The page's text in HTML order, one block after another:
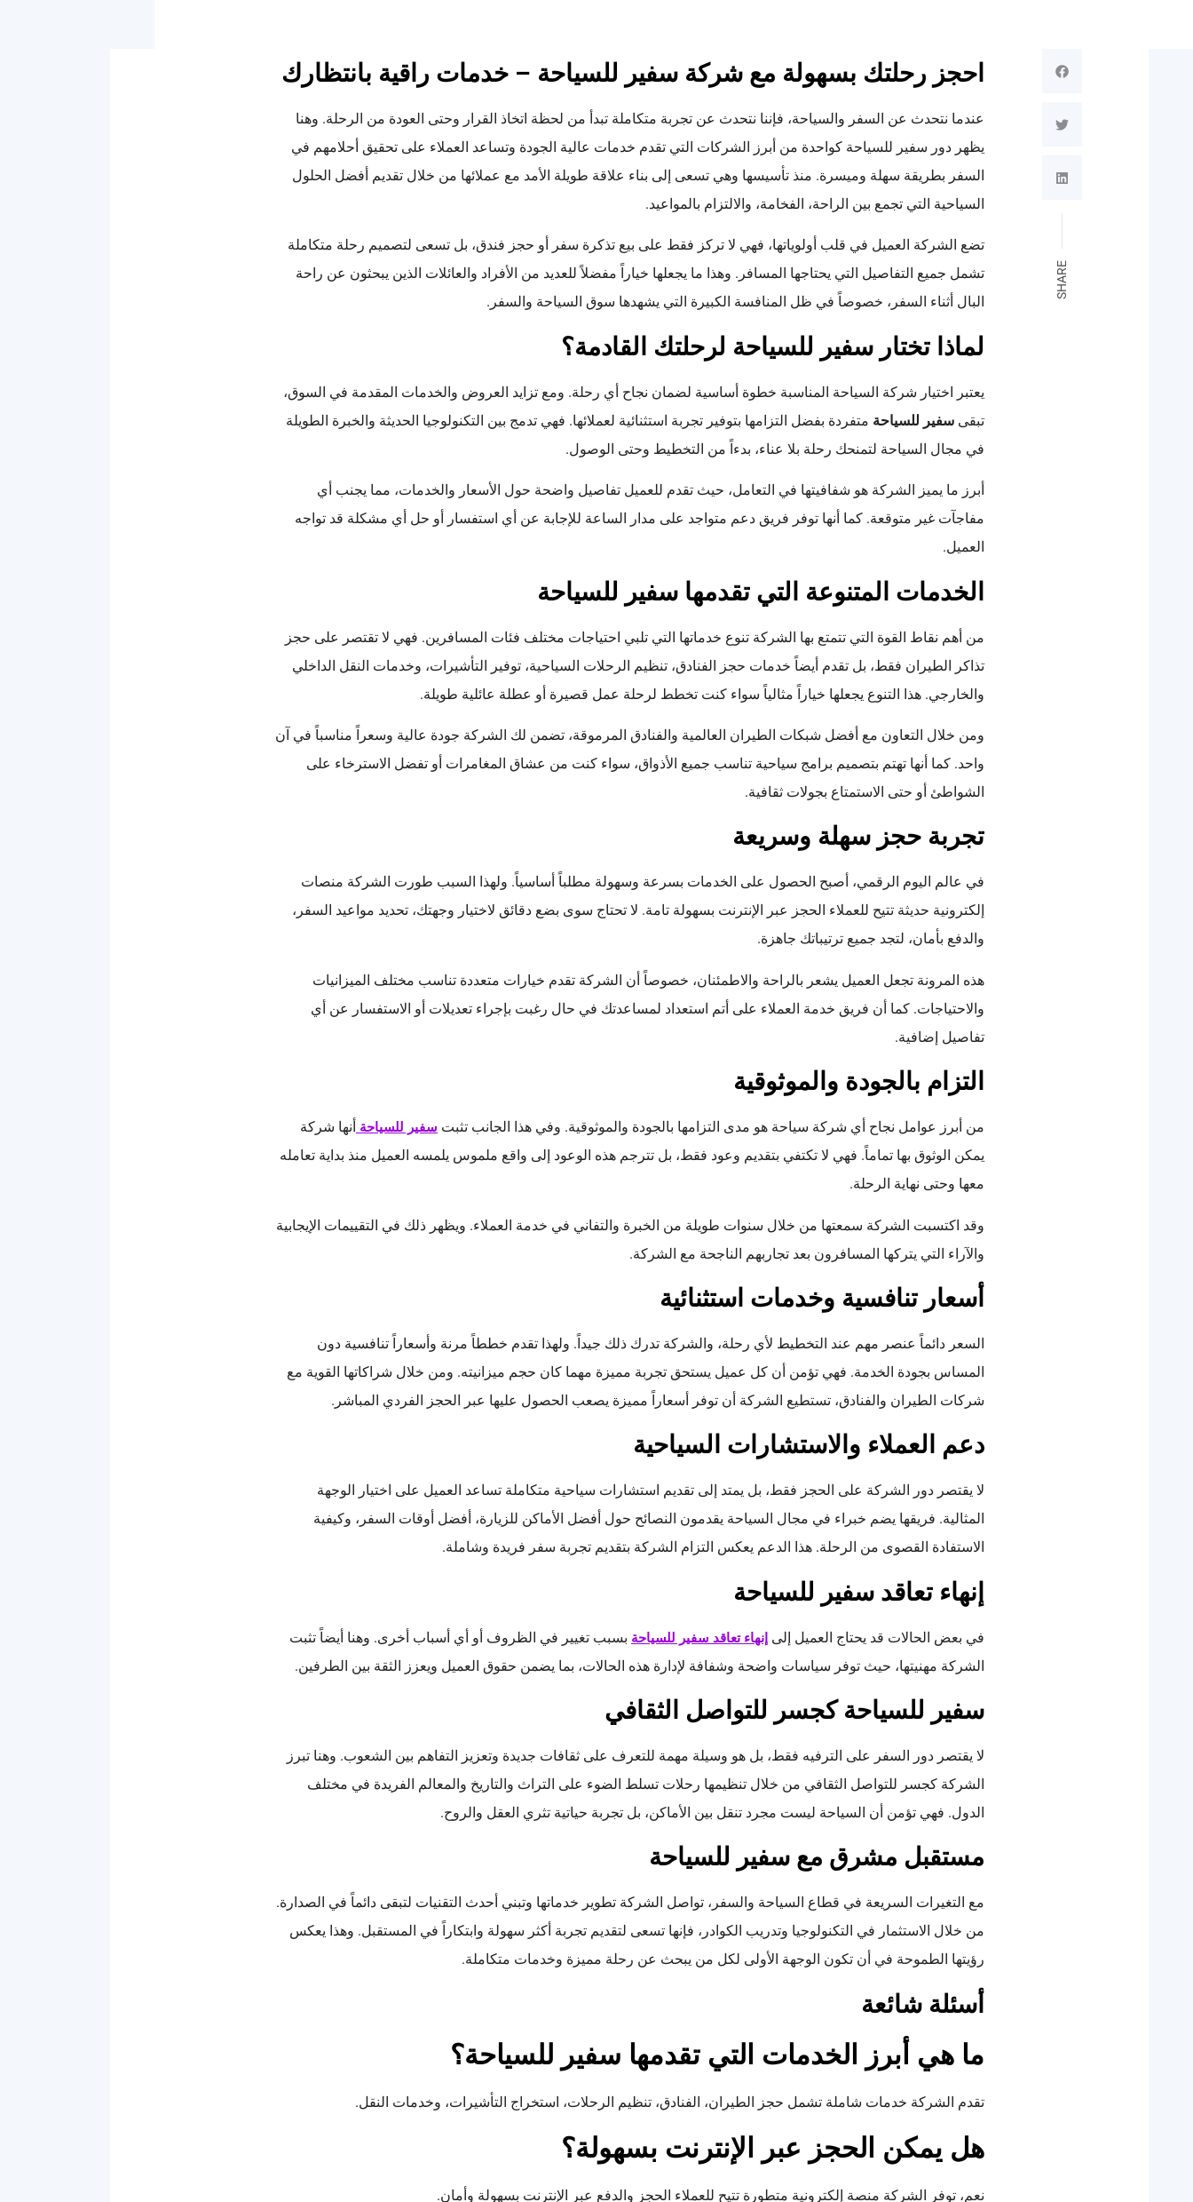
SHARE
احجز رحلتك بسهولة مع شركة سفير للسياحة – خدمات راقية بانتظارك
عندما نتحدث عن السفر والسياحة، فإننا نتحدث عن تجربة متكاملة تبدأ من لحظة اتخاذ القرار وحتى العودة من الرحلة. وهنا
يظهر دور سفير للسياحة كواحدة من أبرز الشركات التي تقدم خدمات عالية الجودة وتساعد العملاء على تحقيق أحلامهم في
السفر بطريقة سهلة وميسرة. منذ تأسيسها وهي تسعى إلى بناء علاقة طويلة الأمد مع عملائها من خلال تقديم أفضل الحلول
السياحية التي تجمع بين الراحة، الفخامة، والالتزام بالمواعيد.
تضع الشركة العميل في قلب أولوياتها، فهي لا تركز فقط على بيع تذكرة سفر أو حجز فندق، بل تسعى لتصميم رحلة متكاملة
تشمل جميع التفاصيل التي يحتاجها المسافر. وهذا ما يجعلها خياراً مفضلاً للعديد من الأفراد والعائلات الذين يبحثون عن راحة
البال أثناء السفر، خصوصاً في ظل المنافسة الكبيرة التي يشهدها سوق السياحة والسفر.
لماذا تختار سفير للسياحة لرحلتك القادمة؟
يعتبر اختيار شركة السياحة المناسبة خطوة أساسية لضمان نجاح أي رحلة. ومع تزايد العروض والخدمات المقدمة في السوق،
تبقى سفير للسياحة متفردة بفضل التزامها بتوفير تجربة استثنائية لعملائها. فهي تدمج بين التكنولوجيا الحديثة والخبرة الطويلة
في مجال السياحة لتمنحك رحلة بلا عناء، بدءاً من التخطيط وحتى الوصول.
أبرز ما يميز الشركة هو شفافيتها في التعامل، حيث تقدم للعميل تفاصيل واضحة حول الأسعار والخدمات، مما يجنب أي
مفاجآت غير متوقعة. كما أنها توفر فريق دعم متواجد على مدار الساعة للإجابة عن أي استفسار أو حل أي مشكلة قد تواجه
العميل.
الخدمات المتنوعة التي تقدمها سفير للسياحة
من أهم نقاط القوة التي تتمتع بها الشركة تنوع خدماتها التي تلبي احتياجات مختلف فئات المسافرين. فهي لا تقتصر على حجز
تذاكر الطيران فقط، بل تقدم أيضاً خدمات حجز الفنادق، تنظيم الرحلات السياحية، توفير التأشيرات، وخدمات النقل الداخلي
والخارجي. هذا التنوع يجعلها خياراً مثالياً سواء كنت تخطط لرحلة عمل قصيرة أو عطلة عائلية طويلة.
ومن خلال التعاون مع أفضل شبكات الطيران العالمية والفنادق المرموقة، تضمن لك الشركة جودة عالية وسعراً مناسباً في آن
واحد. كما أنها تهتم بتصميم برامج سياحية تناسب جميع الأذواق، سواء كنت من عشاق المغامرات أو تفضل الاسترخاء على
الشواطئ أو حتى الاستمتاع بجولات ثقافية.
تجربة حجز سهلة وسريعة
في عالم اليوم الرقمي، أصبح الحصول على الخدمات بسرعة وسهولة مطلباً أساسياً. ولهذا السبب طورت الشركة منصات
إلكترونية حديثة تتيح للعملاء الحجز عبر الإنترنت بسهولة تامة. لا تحتاج سوى بضع دقائق لاختيار وجهتك، تحديد مواعيد السفر،
والدفع بأمان، لتجد جميع ترتيباتك جاهزة.
هذه المرونة تجعل العميل يشعر بالراحة والاطمئنان، خصوصاً أن الشركة تقدم خيارات متعددة تناسب مختلف الميزانيات
والاحتياجات. كما أن فريق خدمة العملاء على أتم استعداد لمساعدتك في حال رغبت بإجراء تعديلات أو الاستفسار عن أي
تفاصيل إضافية.
التزام بالجودة والموثوقية
من أبرز عوامل نجاح أي شركة سياحة هو مدى التزامها بالجودة والموثوقية. وفي هذا الجانب تثبت سفير للسياحة أنها شركة
يمكن الوثوق بها تماماً. فهي لا تكتفي بتقديم وعود فقط، بل تترجم هذه الوعود إلى واقع ملموس يلمسه العميل منذ بداية تعامله
معها وحتى نهاية الرحلة.
وقد اكتسبت الشركة سمعتها من خلال سنوات طويلة من الخبرة والتفاني في خدمة العملاء. ويظهر ذلك في التقييمات الإيجابية
والآراء التي يتركها المسافرون بعد تجاربهم الناجحة مع الشركة.
أسعار تنافسية وخدمات استثنائية
السعر دائماً عنصر مهم عند التخطيط لأي رحلة، والشركة تدرك ذلك جيداً. ولهذا تقدم خططاً مرنة وأسعاراً تنافسية دون
المساس بجودة الخدمة. فهي تؤمن أن كل عميل يستحق تجربة مميزة مهما كان حجم ميزانيته. ومن خلال شراكاتها القوية مع
شركات الطيران والفنادق، تستطيع الشركة أن توفر أسعاراً مميزة يصعب الحصول عليها عبر الحجز الفردي المباشر.
دعم العملاء والاستشارات السياحية
لا يقتصر دور الشركة على الحجز فقط، بل يمتد إلى تقديم استشارات سياحية متكاملة تساعد العميل على اختيار الوجهة
المثالية. فريقها يضم خبراء في مجال السياحة يقدمون النصائح حول أفضل الأماكن للزيارة، أفضل أوقات السفر، وكيفية
الاستفادة القصوى من الرحلة. هذا الدعم يعكس التزام الشركة بتقديم تجربة سفر فريدة وشاملة.
إنهاء تعاقد سفير للسياحة
في بعض الحالات قد يحتاج العميل إلى إنهاء تعاقد سفير للسياحة بسبب تغيير في الظروف أو أي أسباب أخرى. وهنا أيضاً تثبت
الشركة مهنيتها، حيث توفر سياسات واضحة وشفافة لإدارة هذه الحالات، بما يضمن حقوق العميل ويعزز الثقة بين الطرفين.
سفير للسياحة كجسر للتواصل الثقافي
لا يقتصر دور السفر على الترفيه فقط، بل هو وسيلة مهمة للتعرف على ثقافات جديدة وتعزيز التفاهم بين الشعوب. وهنا تبرز
الشركة كجسر للتواصل الثقافي من خلال تنظيمها رحلات تسلط الضوء على التراث والتاريخ والمعالم الفريدة في مختلف
الدول. فهي تؤمن أن السياحة ليست مجرد تنقل بين الأماكن، بل تجربة حياتية تثري العقل والروح.
مستقبل مشرق مع سفير للسياحة
مع التغيرات السريعة في قطاع السياحة والسفر، تواصل الشركة تطوير خدماتها وتبني أحدث التقنيات لتبقى دائماً في الصدارة.
من خلال الاستثمار في التكنولوجيا وتدريب الكوادر، فإنها تسعى لتقديم تجربة أكثر سهولة وابتكاراً في المستقبل. وهذا يعكس
رؤيتها الطموحة في أن تكون الوجهة الأولى لكل من يبحث عن رحلة مميزة وخدمات متكاملة.
أسئلة شائعة
ما هي أبرز الخدمات التي تقدمها سفير للسياحة؟
تقدم الشركة خدمات شاملة تشمل حجز الطيران، الفنادق، تنظيم الرحلات، استخراج التأشيرات، وخدمات النقل.
هل يمكن الحجز عبر الإنترنت بسهولة؟
نعم، توفر الشركة منصة إلكترونية متطورة تتيح للعملاء الحجز والدفع عبر الإنترنت بسهولة وأمان.